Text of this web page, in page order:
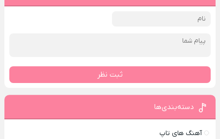
ثبت نظر
دسته‌بندی‌ها
آهنگ های تاپ